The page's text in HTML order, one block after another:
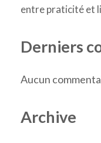
entre praticité et
Derniers
Aucun
Archive